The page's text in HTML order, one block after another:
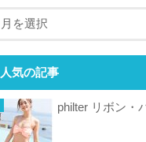
人気の記事
philter リボン・